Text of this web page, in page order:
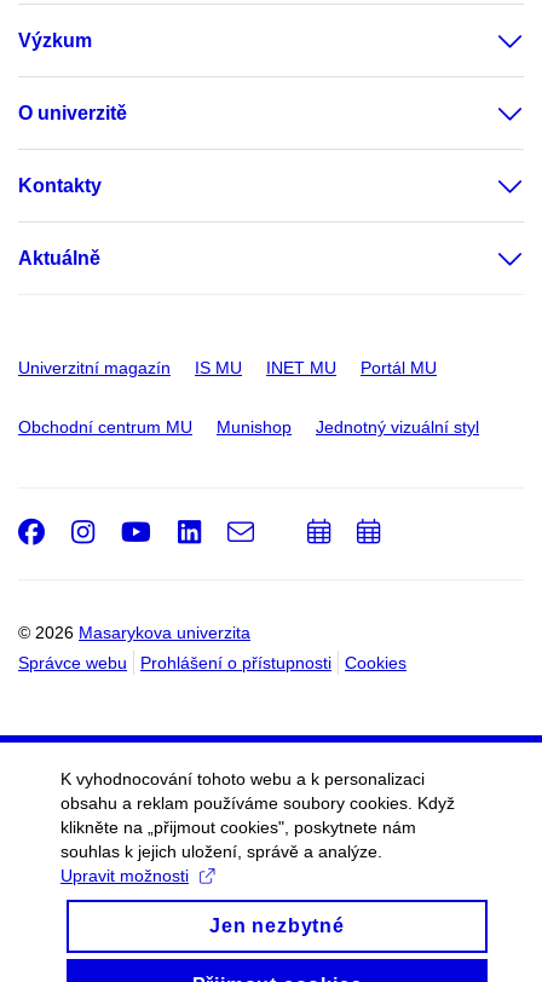
Výzkum
O univerzitě
Kontakty
Aktuálně
Univerzitní magazín IS MU INET MU Portál MU
Obchodní centrum MU Munishop Jednotný vizuální styl
© 2026 Masarykova univerzita
Správce webu
Prohlášení o přístupnosti Cookies
Facebook
Instagram
Youtube
LinkedIn
e-
PřidatPřidat
K vyhodnocování tohoto webu a k personalizaci
obsahu a reklam používáme soubory cookies. Když
klikněte na „přijmout cookies", poskytnete nám
souhlas k jejich uložení, správě a analýze.
Upravit možnosti
Jen nezbytné